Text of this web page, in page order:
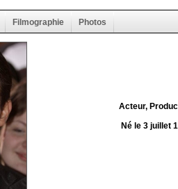
Filmographie Photos
Acteur,
Né le 3 juillet